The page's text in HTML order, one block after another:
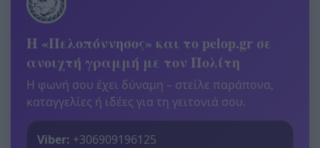
Η «Πελοπόννησος» και το pelop.gr σε
ανοιχτή γραμμή με τον Πολίτη
Η φωνή σου έχει δύναμη – στείλε παράπονα,
καταγγελίες ή ιδέες για τη γειτονιά σου.
Viber: +306909196125